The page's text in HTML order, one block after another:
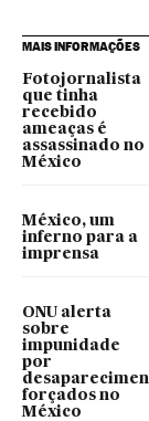
MAIS INFORMAÇÕES
Fotojornalista
que tinha
recebido
ameaças é
assassinado no
México
México, um
inferno para a
imprensa
ONU alerta
sobre
impunidade
por
forçados no
México